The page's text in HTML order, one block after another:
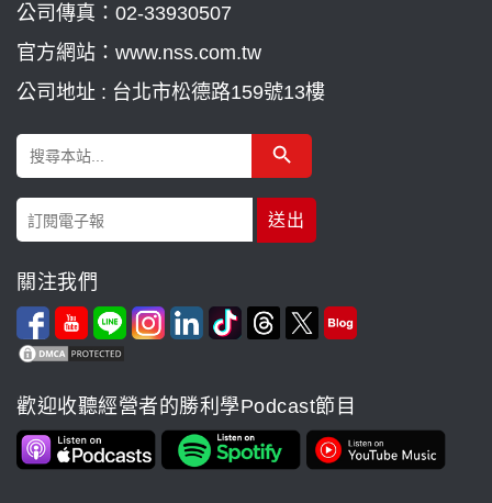
公司傳真：02-33930507
官方網站：www.nss.com.tw
公司地址 : 台北市松德路159號13樓
Search
for:
Search Button
關注我們
歡迎收聽經營者的勝利學Podcast節目